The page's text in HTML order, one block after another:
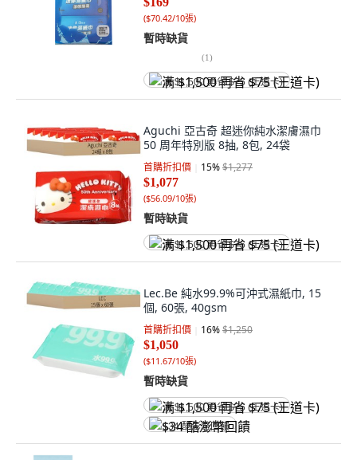
($70.42/10張)
暫時缺貨
(1)
满 $1,500 再省 $75 (王道卡)
Aguchi 亞古奇 超迷你純水潔膚濕巾
50 周年特別版 8抽, 8包, 24袋
首購折扣價 15%$1,277
$1,077
($56.09/10張)
暫時缺貨
满 $1,500 再省 $75 (王道卡)
Lec.Be 純水99.9%可沖式濕紙巾, 15
個, 60張, 40gsm
首購折扣價 16%$1,250
$1,050
($11.67/10張)
暫時缺貨
满 $1,500 再省 $75 (王道卡)
$34 酷澎幣回饋